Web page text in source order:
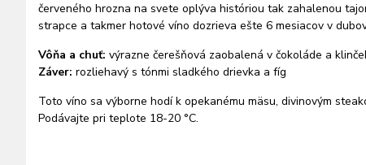
červeného hrozna na svete oplýva históriou tak zahalenou
strapce a takmer hotové víno dozrieva ešte 6 mesiacov v
Vôňa a chuť: výrazne čerešňová zaobalená v čokoláde a
Záver: rozliehavý s tónmi sladkého drievka a fíg
Toto víno sa výborne hodí k opekanému mäsu, divinovým
Podávajte pri teplote 18-20 °C.